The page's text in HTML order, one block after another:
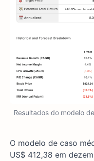
Resultados do modelo
O modelo de caso
US$ 412,38 em